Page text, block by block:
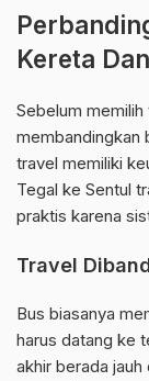
Kereta
Sebelum
membandingkan
travel memiliki
Tegal ke Sentul
praktis karena
Travel
Bus biasanya
harus datang ke
akhir berada